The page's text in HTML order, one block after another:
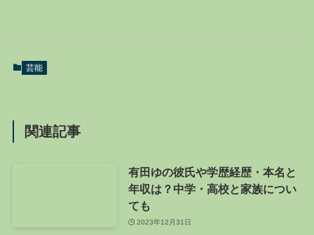
芸能
関連記事
有田ゆの彼氏や学歴経歴・本名と
年収は？中学・高校と家族につい
ても
2023年12月31日